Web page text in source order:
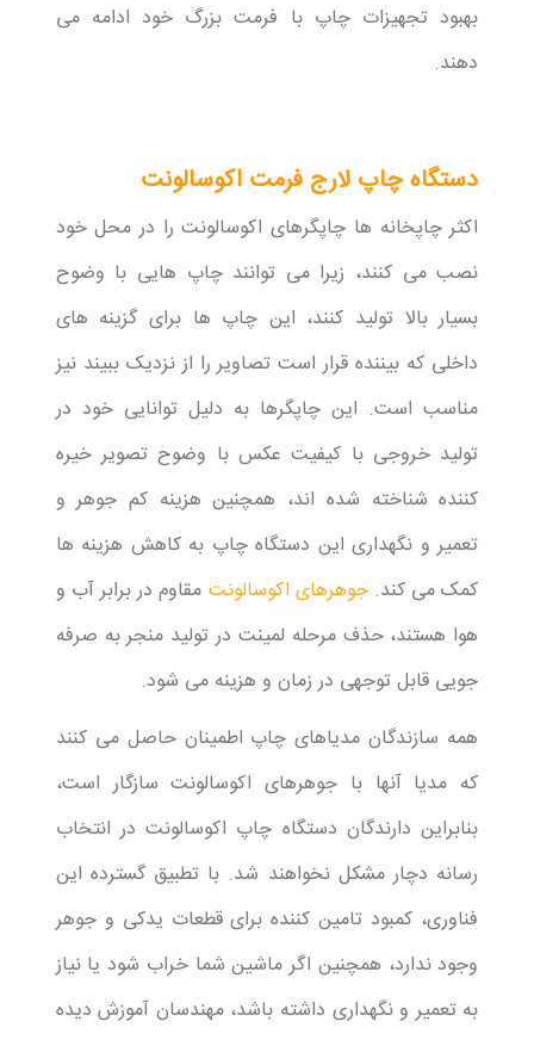
بهبود تجهیزات چاپ با فرمت بزرگ خود ادامه می
دهند.
دستگاه چاپ لارج فرمت اکوسالونت
اکثر چاپخانه ها چاپگرهای اکوسالونت را در محل خود
نصب می کنند، زیرا می توانند چاپ هایی با وضوح
بسیار بالا تولید کنند، این چاپ ها برای گزینه های
داخلی که بیننده قرار است تصاویر را از نزدیک ببیند نیز
مناسب است. این چاپگرها به دلیل توانایی خود در
تولید خروجی با کیفیت عکس با وضوح تصویر خیره
کننده شناخته شده اند، همچنین هزینه کم جوهر و
تعمیر و نگهداری این دستگاه چاپ به کاهش هزینه ها
کمک می کند.جوهرهای اکوسالونت مقاوم در برابر آب و
هوا هستند، حذف مرحله لمینت در تولید منجر به صرفه
جویی قابل توجهی در زمان و هزینه می شود.
همه سازندگان مدیاهای چاپ اطمینان حاصل می کنند
که مدیا آنها با جوهرهای اکوسالونت سازگار است،
بنابراین دارندگان دستگاه چاپ اکوسالونت در انتخاب
رسانه دچار مشکل نخواهند شد. با تطبیق گسترده این
فناوری، کمبود تامین کننده برای قطعات یدکی و جوهر
وجود ندارد، همچنین اگر ماشین شما خراب شود یا نیاز
به تعمیر و نگهداری داشته باشد، مهندسان آموزش دیده